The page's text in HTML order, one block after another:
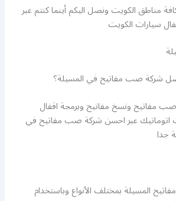
مناطق الكويت ونصل اليكم أينما كنتم عبر
سيارات الكويت
شركة صب مفاتيح في المسيلة؟
مفاتيح ونسخ مفاتيح وبرمجة اقفال
اتوماتيك عبر احسن شركة صب مفاتيح في
جدا
المسيلة بمختلف الأنواع وباستخدام